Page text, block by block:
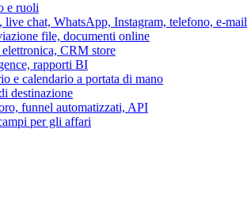
e ruoli
chat, WhatsApp, Instagram, telefono, e-mail
file, documenti online
CRM store
rapporti BI
e calendario a portata di mano
destinazione
funnel automatizzati, API
per gli affari